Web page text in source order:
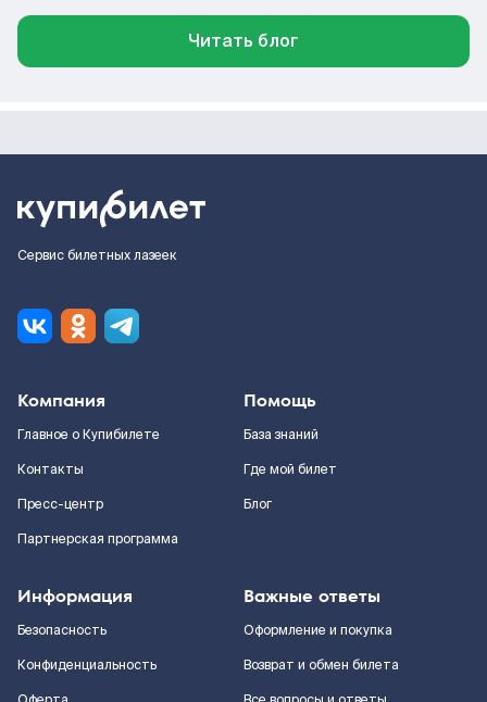
Читать блог
Сервис билетных лазеек
Компания
Главное о Купибилете
Контакты
Пресс-центр
Партнерская программа
Помощь
База знаний
Где мой билет
Блог
Информация
Безопасность
Конфиденциальность
Важные ответы
Оформление и покупка
Возврат и обмен билета